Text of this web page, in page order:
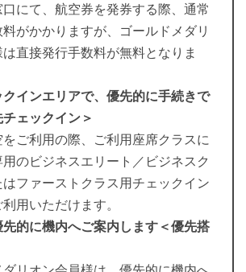
にて、航空券を発券する際、通常
がかかりますが、ゴールドメダリ
直接発行手数料が無料となりま
インエリアで、優先的に手続きで
ェックイン＞
をご利用の際、ご利用座席クラスに
のビジネスエリート／ビジネスク
はファーストクラス用チェックイン
用いただけます。
的に機内へご案内します＜優先搭